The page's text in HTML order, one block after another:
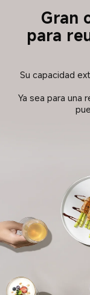
Gran
para
Su capacidad
Ya sea para una